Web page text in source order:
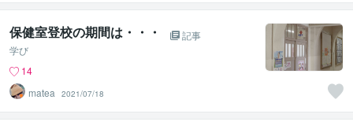
保健室登校の期間は・・・
記事
学び
14
matea
2021/07/18